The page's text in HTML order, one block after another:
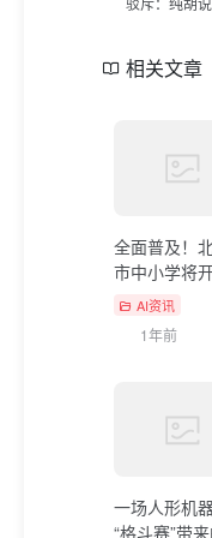
相关文章
全面普及！
市中小学将
课：每学年不
AI资讯
1年前
一场人形机
“格斗赛”带